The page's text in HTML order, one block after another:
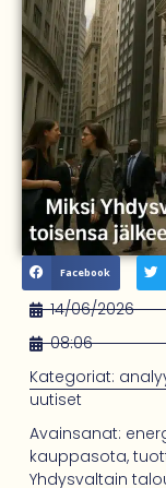
Facebook
14/06/2026
08:06
Kategoriat:
uutiset
Avainsanat:
kauppasota,
Yhdysvaltain